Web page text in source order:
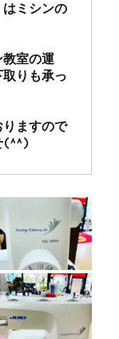
ミシンの
室の運
りも承っ
りますので
(^^)